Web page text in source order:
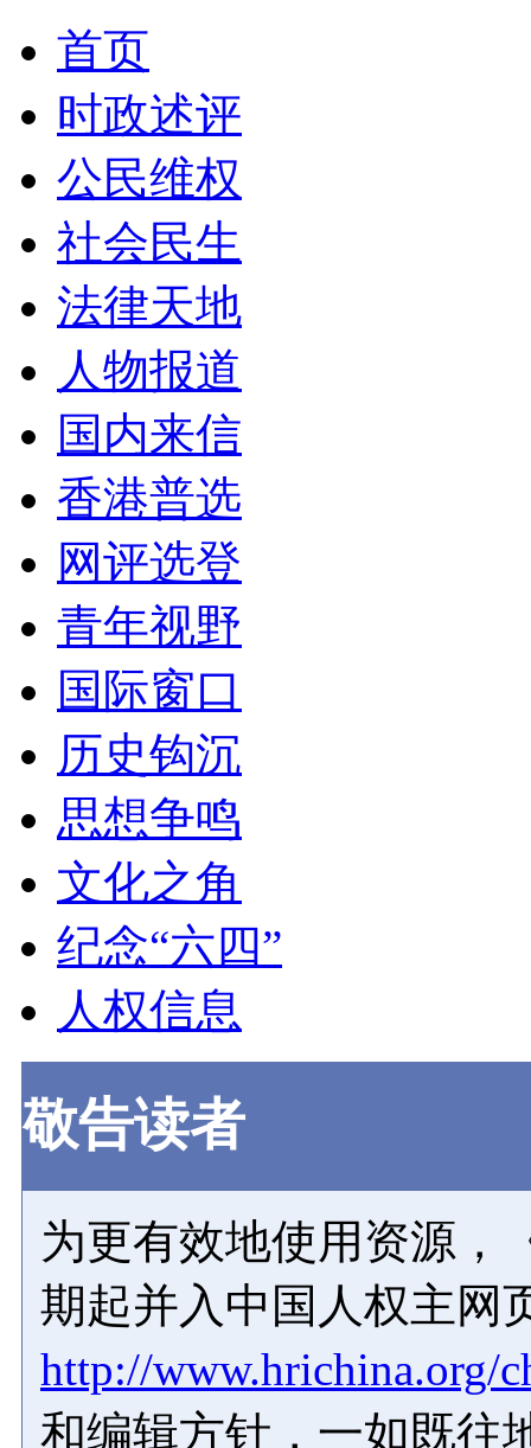
首页
时政述评
公民维权
社会民生
法律天地
人物报道
国内来信
香港普选
网评选登
青年视野
国际窗口
历史钩沉
思想争鸣
文化之角
纪念“六四”
人权信息
敬告读者
为更有效地使用资源，
期起并入中国人权主网
http://www.hrichina.org/
和编辑方针，一如既往